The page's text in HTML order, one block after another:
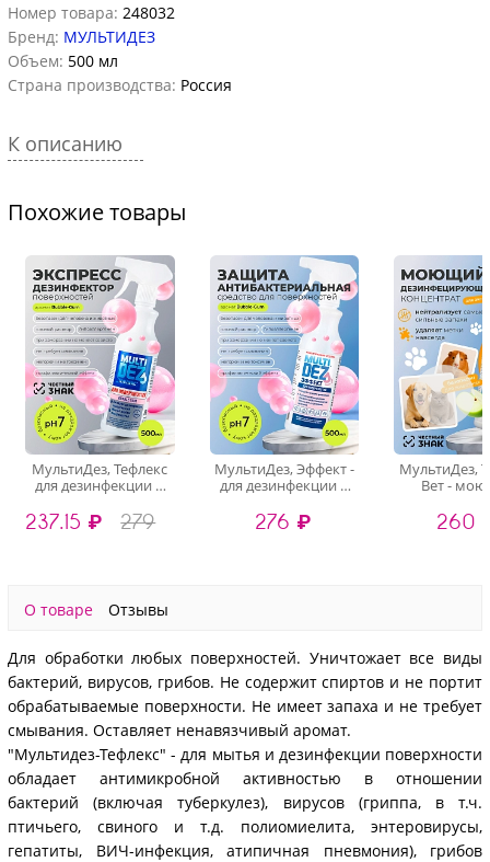
Номер товара: 248032
Бренд: МУЛЬТИДЕЗ
Объем: 500 мл
Страна производства: Россия
К описанию
Похожие товары
МультиДез, Тефлекс
для дезинфекции и
Бабл Гам (триггер),
500 мл
237.15 ₽ 279
МультиДез, Эффект -
для дезинфекции и
бабл гам (триггер),
500 мл
276 ₽
МультиДез,
Вет -
концентрат
500
260
О товаре Отзывы
Для обработки любых поверхностей. Уничтожает все виды
бактерий, вирусов, грибов. Не содержит спиртов и не портит
обрабатываемые поверхности. Не имеет запаха и не требует
смывания. Оставляет ненавязчивый аромат.
"Мультидез-Тефлекс" - для мытья и дезинфекции поверхности
обладает антимикробной активностью в отношении
бактерий (включая туберкулез), вирусов (гриппа, в т.ч.
птичьего, свиного и т.д. полиомиелита, энтеровирусы,
гепатиты, ВИЧ-инфекция, атипичная пневмония), грибов